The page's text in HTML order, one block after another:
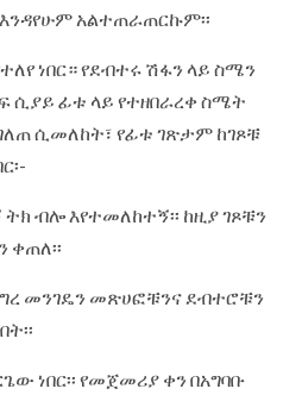
አልተጠራጠርኩም፡፡
ነበር። የደብተሩ ሽፋን ላይ ስሜን
ሲያይ ፊቱ ላይ የተዘበራረቀ ስሜት
ሲመለከት፣ የፊቱ ገጽታም ከገጾቹ
ብሎ እየተመለከተኝ፡፡ ከዚያ ገጾቹን
መንገዴን መጽሀፎቹንና ደብተሮቹን
ነበር፡፡ የመጀመሪያ ቀን በአግባቡ